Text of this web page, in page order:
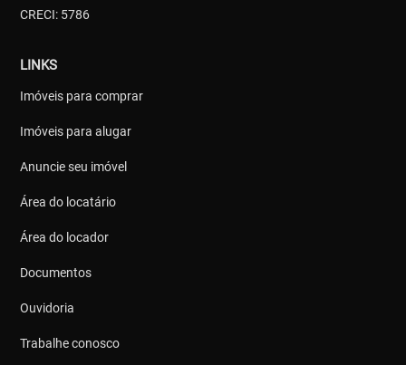
CRECI: 5786
LINKS
Imóveis para comprar
Imóveis para alugar
Anuncie seu imóvel
Área do locatário
Área do locador
Documentos
Ouvidoria
Trabalhe conosco